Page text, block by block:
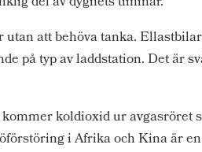
att behöva tanka.
på typ av laddstation. Det är
koldioxid ur avgasröret
i Afrika och Kina är